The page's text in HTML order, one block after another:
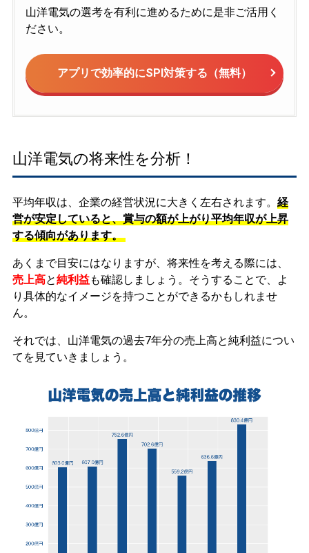
山洋電気の選考を有利に進めるために是非ご活用く
ださい。
アプリで効率的にSPI対策する（無料）
山洋電気の将来性を分析！
平均年収は、企業の経営状況に大きく左右されます。 経
営が安定していると、賞与の額が上がり平均年収が上昇
する傾向があります。
あくまで目安にはなりますが、将来性を考える際には、
売上高と純利益も確認しましょう。そうすることで、よ
り具体的なイメージを持つことができるかもしれませ
ん。
それでは、山洋電気の過去7年分の売上高と純利益につい
てを見ていきましょう。